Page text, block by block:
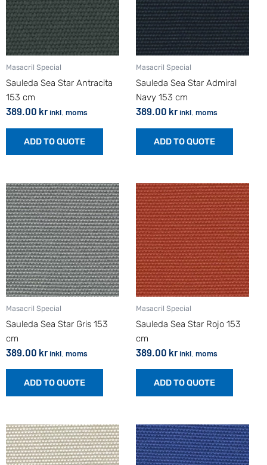
Masacril Special
Sauleda Sea Star Antracita
153 cm
389.00 krinkl. moms
ADD TO QUOTE
Masacril Special
Sauleda Sea Star Admiral
Navy 153 cm
389.00 krinkl. moms
ADD TO QUOTE
Masacril Special
Sauleda Sea Star Gris 153
cm
389.00 krinkl. moms
ADD TO QUOTE
Masacril Special
Sauleda Sea Star Rojo 153
cm
389.00 krinkl. moms
ADD TO QUOTE